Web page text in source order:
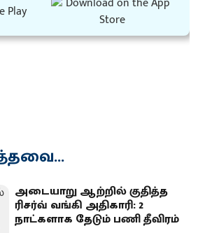
அடையாறு ஆற்றில் குதித்த
ரிசர்வ் வங்கி அதிகாரி: 2
நாட்களாக தேடும் பணி தீவிரம்